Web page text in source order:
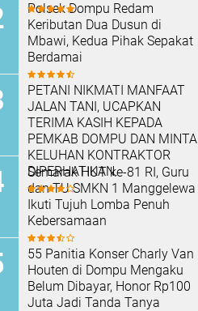
Polsek Dompu Redam
Keributan Dua Dusun di
Mbawi, Kedua Pihak Sepakat
Berdamai
PETANI NIKMATI MANFAAT
JALAN TANI, UCAPKAN
TERIMA KASIH KEPADA
PEMKAB DOMPU DAN MINTA
KELUHAN KONTRAKTOR
DIPERHATIKAN.
Semarak HUT ke-81 RI, Guru
dan TU SMKN 1 Manggelewa
Ikuti Tujuh Lomba Penuh
Kebersamaan
55 Panitia Konser Charly Van
Houten di Dompu Mengaku
Belum Dibayar, Honor Rp100
Juta Jadi Tanda Tanya